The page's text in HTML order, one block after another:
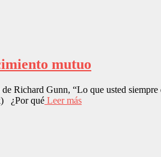
mutuo
Gunn, “Lo que usted siempre
¿Por qué Leer más